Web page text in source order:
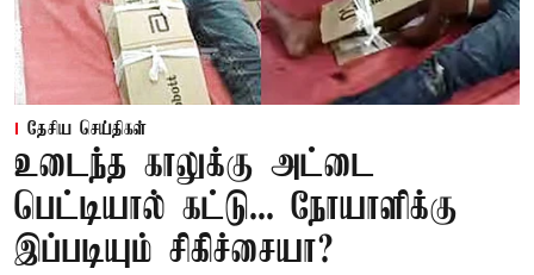
தேசிய செய்திகள்
உடைந்த காலுக்கு அட்டை
பெட்டியால் கட்டு... நோயாளிக்கு
இப்படியும் சிகிச்சையா?